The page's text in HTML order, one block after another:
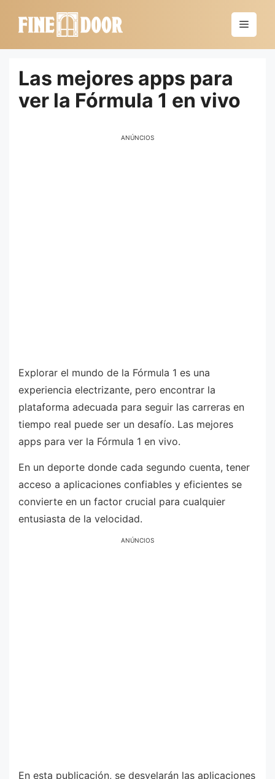
Menú
Las mejores apps para
ver la Fórmula 1 en vivo
ANÚNCIOS
Explorar el mundo de la Fórmula 1 es una
experiencia electrizante, pero encontrar la
plataforma adecuada para seguir las carreras en
tiempo real puede ser un desafío. Las mejores
apps para ver la Fórmula 1 en vivo.
En un deporte donde cada segundo cuenta, tener
acceso a aplicaciones confiables y eficientes se
convierte en un factor crucial para cualquier
entusiasta de la velocidad.
ANÚNCIOS
En esta publicación, se desvelarán las aplicaciones